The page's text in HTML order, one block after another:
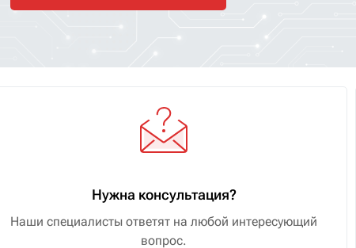
Нужна консультация?
Наши специалисты ответят на любой интересующий
вопрос.